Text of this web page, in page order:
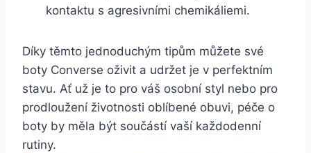
kontaktu⁤ s agresivními chemikáliemi.
Díky těmto jednoduchým tipům můžete své⁤
boty Converse oživit a ​udržet je v perfektním
stavu. Ať už je ‍to pro váš‍ osobní styl ⁤nebo pro
prodloužení životnosti oblíbené obuvi, péče o⁢
boty by měla být součástí vaší každodenní⁤
rutiny.